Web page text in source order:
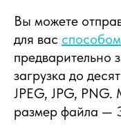
Вы можете
для вас способом
предварительно
загрузка до
JPEG, JPG,
размер файла —